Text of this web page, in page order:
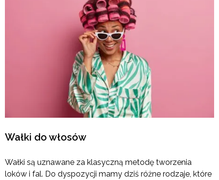
Wałki do włosów
Wałki są uznawane za klasyczną metodę tworzenia
loków i fal. Do dyspozycji mamy dziś różne rodzaje, które